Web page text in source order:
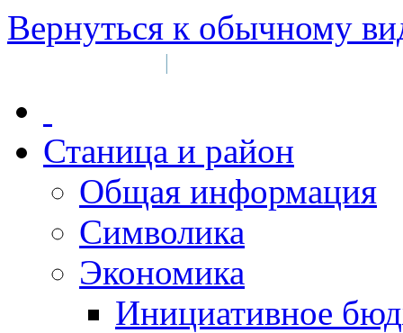
Вернуться к обычному
|
Станица и район
Общая информация
Символика
Экономика
Инициативное